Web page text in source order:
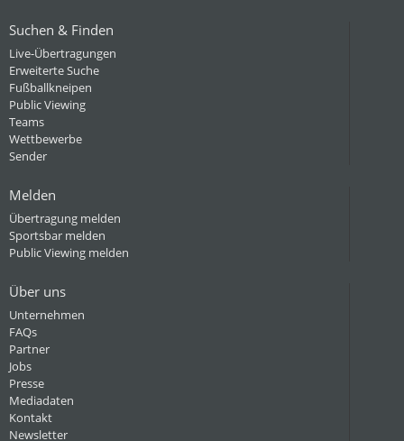
Suchen & Finden
Live-Übertragungen
Erweiterte Suche
Fußballkneipen
Public Viewing
Teams
Wettbewerbe
Sender
Melden
Übertragung melden
Sportsbar melden
Public Viewing melden
Über uns
Unternehmen
FAQs
Partner
Jobs
Presse
Mediadaten
Kontakt
Newsletter